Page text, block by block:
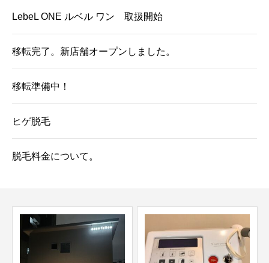
LebeL ONE ルベル ワン 取扱開始
移転完了。新店舗オープンしました。
移転準備中！
ヒゲ脱毛
脱毛料金について。